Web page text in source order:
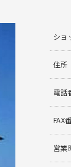
ショ
住所
電話
FAX
営業